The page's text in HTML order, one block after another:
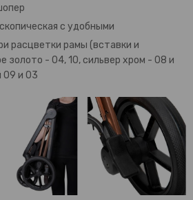
с удобными
расцветки рамы (вставки и
золото - 04, 10, сильвер хром - 08 и
09 и 03